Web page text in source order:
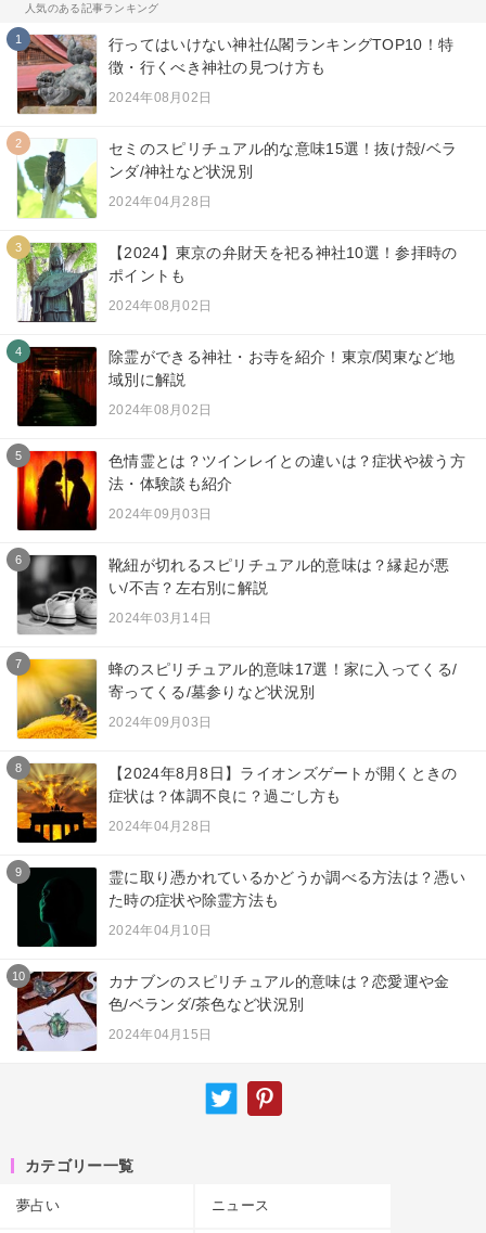
人気のある記事ランキング
1
行ってはいけない神社仏閣ランキングTOP10！特
徴・行くべき神社の見つけ方も
2024年08月02日
2
セミのスピリチュアル的な意味15選！抜け殻/ベラ
ンダ/神社など状況別
2024年04月28日
3
【2024】東京の弁財天を祀る神社10選！参拝時の
ポイントも
2024年08月02日
4
除霊ができる神社・お寺を紹介！東京/関東など地
域別に解説
2024年08月02日
5
色情霊とは？ツインレイとの違いは？症状や祓う方
法・体験談も紹介
2024年09月03日
6
靴紐が切れるスピリチュアル的意味は？縁起が悪
い/不吉？左右別に解説
2024年03月14日
7
蜂のスピリチュアル的意味17選！家に入ってくる/
寄ってくる/墓参りなど状況別
2024年09月03日
8
【2024年8月8日】ライオンズゲートが開くときの
症状は？体調不良に？過ごし方も
2024年04月28日
9
霊に取り憑かれているかどうか調べる方法は？憑い
た時の症状や除霊方法も
2024年04月10日
10
カナブンのスピリチュアル的意味は？恋愛運や金
色/ベランダ/茶色など状況別
2024年04月15日
カテゴリー一覧
夢占い ニュース